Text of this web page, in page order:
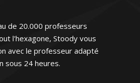
J.K (Rennes, élève en
C. Camille – Professeur
de 20.000 professeurs
l'hexagone, Stoody vous
avec le professeur adapté
sous 24 heures.